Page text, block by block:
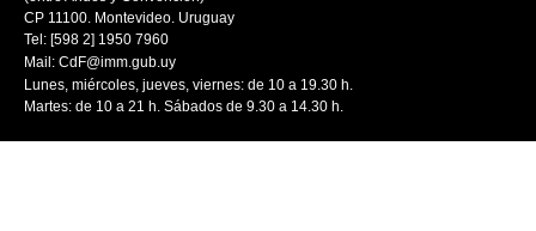
CP 11100. Montevideo. Uruguay
Tel: [598 2] 1950 7960
Mail: CdF@imm.gub.uy
Lunes, miércoles, jueves, viernes: de 10 a 19.30 h.
Martes: de 10 a 21 h. Sábados de 9.30 a 14.30 h.